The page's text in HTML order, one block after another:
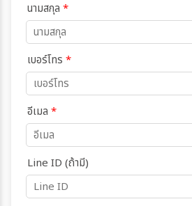
นามสกุล *
เบอร์โทร *
อีเมล *
Line ID (ถ้ามี)